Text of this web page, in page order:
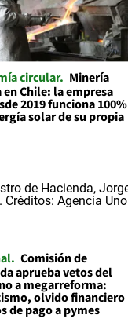
circular
Minería
en Chile: la empresa
2019 funciona 100%
solar de su propia
Comisión de
aprueba vetos del
a megarreforma:
olvido financiero
de pago a pymes